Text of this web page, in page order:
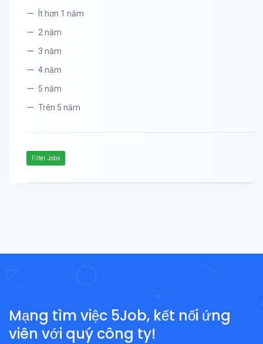
Ít hơn 1 năm
2 năm
3 năm
4 năm
5 năm
Trên 5 năm
Filter Jobs
Mạng tìm việc 5Job, kết nối ứng
viên với quý công ty!